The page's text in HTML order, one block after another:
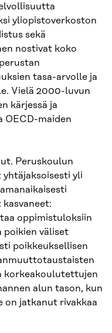
yliopistoverkoston
sekä
nostivat koko
tasa-arvolle ja
Vielä 2000-luvun
kärjessä ja
OECD-maiden
Peruskoulun
yli
oppimistuloksiin
poikien väliset
poikkeuksellisen
korkeakoulutettujen
alun tason, kun
on jatkanut rivakkaa